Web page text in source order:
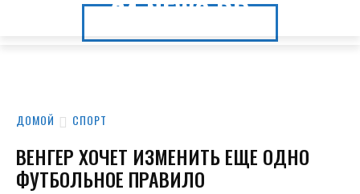
24.NEWS.DP
24.NEWS.DP
ДОМОЙ СПОРТ
ВЕНГЕР ХОЧЕТ ИЗМЕНИТЬ ЕЩЕ ОДНО
ФУТБОЛЬНОЕ ПРАВИЛО